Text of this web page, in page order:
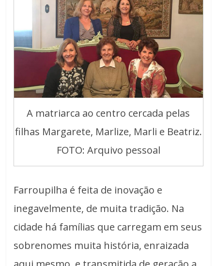
A matriarca ao centro cercada pelas
filhas Margarete, Marlize, Marli e Beatriz.
FOTO: Arquivo pessoal
Farroupilha é feita de inovação e
inegavelmente, de muita tradição. Na
cidade há famílias que carregam em seus
sobrenomes muita história, enraizada